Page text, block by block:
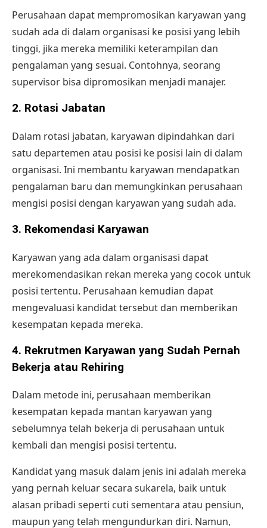
Perusahaan dapat mempromosikan karyawan yang
sudah ada di dalam organisasi ke posisi yang lebih
tinggi, jika mereka memiliki keterampilan dan
pengalaman yang sesuai. Contohnya, seorang
supervisor bisa dipromosikan menjadi manajer.
2. Rotasi Jabatan
Dalam rotasi jabatan, karyawan dipindahkan dari
satu departemen atau posisi ke posisi lain di dalam
organisasi. Ini membantu karyawan mendapatkan
pengalaman baru dan memungkinkan perusahaan
mengisi posisi dengan karyawan yang sudah ada.
3. Rekomendasi Karyawan
Karyawan yang ada dalam organisasi dapat
merekomendasikan rekan mereka yang cocok untuk
posisi tertentu. Perusahaan kemudian dapat
mengevaluasi kandidat tersebut dan memberikan
kesempatan kepada mereka.
4. Rekrutmen Karyawan yang Sudah Pernah
Bekerja atau Rehiring
Dalam metode ini, perusahaan memberikan
kesempatan kepada mantan karyawan yang
sebelumnya telah bekerja di perusahaan untuk
kembali dan mengisi posisi tertentu.
Kandidat yang masuk dalam jenis ini adalah mereka
yang pernah keluar secara sukarela, baik untuk
alasan pribadi seperti cuti sementara atau pensiun,
maupun yang telah mengundurkan diri. Namun,